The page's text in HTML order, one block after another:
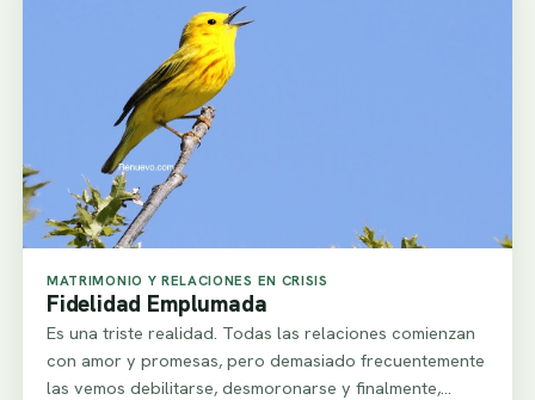
MATRIMONIO Y RELACIONES EN CRISIS
Fidelidad Emplumada
Es una triste realidad. Todas las relaciones comienzan
con amor y promesas, pero demasiado frecuentemente
las vemos debilitarse, desmoronarse y finalmente,